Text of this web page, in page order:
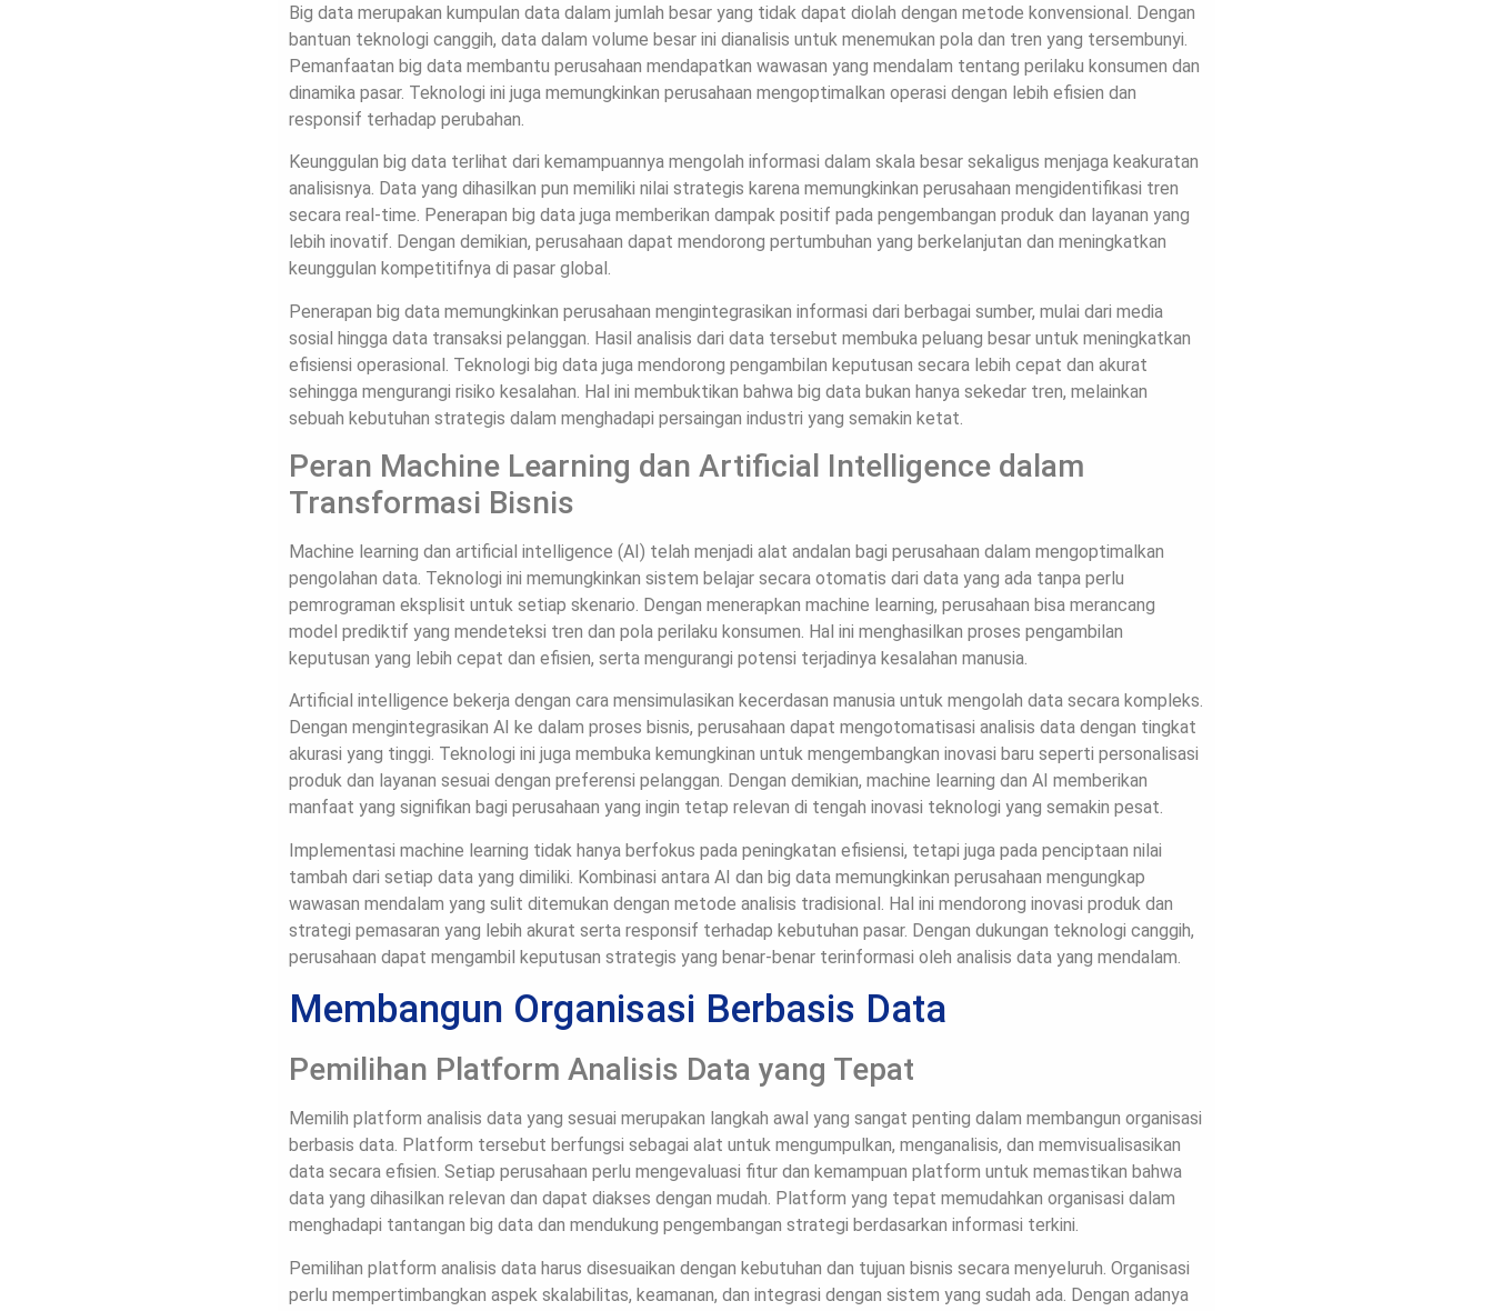
Big data merupakan kumpulan data dalam jumlah besar yang tidak dapat diolah dengan metode konvensional. Dengan
bantuan teknologi canggih, data dalam volume besar ini dianalisis untuk menemukan pola dan tren yang tersembunyi.
Pemanfaatan big data membantu perusahaan mendapatkan wawasan yang mendalam tentang perilaku konsumen dan
dinamika pasar. Teknologi ini juga memungkinkan perusahaan mengoptimalkan operasi dengan lebih efisien dan
responsif terhadap perubahan.
Keunggulan big data terlihat dari kemampuannya mengolah informasi dalam skala besar sekaligus menjaga keakuratan
analisisnya. Data yang dihasilkan pun memiliki nilai strategis karena memungkinkan perusahaan mengidentifikasi tren
secara real-time. Penerapan big data juga memberikan dampak positif pada pengembangan produk dan layanan yang
lebih inovatif. Dengan demikian, perusahaan dapat mendorong pertumbuhan yang berkelanjutan dan meningkatkan
keunggulan kompetitifnya di pasar global.
Penerapan big data memungkinkan perusahaan mengintegrasikan informasi dari berbagai sumber, mulai dari media
sosial hingga data transaksi pelanggan. Hasil analisis dari data tersebut membuka peluang besar untuk meningkatkan
efisiensi operasional. Teknologi big data juga mendorong pengambilan keputusan secara lebih cepat dan akurat
sehingga mengurangi risiko kesalahan. Hal ini membuktikan bahwa big data bukan hanya sekedar tren, melainkan
sebuah kebutuhan strategis dalam menghadapi persaingan industri yang semakin ketat.
Peran Machine Learning dan Artificial Intelligence dalam
Transformasi Bisnis
Machine learning dan artificial intelligence (AI) telah menjadi alat andalan bagi perusahaan dalam mengoptimalkan
pengolahan data. Teknologi ini memungkinkan sistem belajar secara otomatis dari data yang ada tanpa perlu
pemrograman eksplisit untuk setiap skenario. Dengan menerapkan machine learning, perusahaan bisa merancang
model prediktif yang mendeteksi tren dan pola perilaku konsumen. Hal ini menghasilkan proses pengambilan
keputusan yang lebih cepat dan efisien, serta mengurangi potensi terjadinya kesalahan manusia.
Artificial intelligence bekerja dengan cara mensimulasikan kecerdasan manusia untuk mengolah data secara kompleks.
Dengan mengintegrasikan AI ke dalam proses bisnis, perusahaan dapat mengotomatisasi analisis data dengan tingkat
akurasi yang tinggi. Teknologi ini juga membuka kemungkinan untuk mengembangkan inovasi baru seperti personalisasi
produk dan layanan sesuai dengan preferensi pelanggan. Dengan demikian, machine learning dan AI memberikan
manfaat yang signifikan bagi perusahaan yang ingin tetap relevan di tengah inovasi teknologi yang semakin pesat.
Implementasi machine learning tidak hanya berfokus pada peningkatan efisiensi, tetapi juga pada penciptaan nilai
tambah dari setiap data yang dimiliki. Kombinasi antara AI dan big data memungkinkan perusahaan mengungkap
wawasan mendalam yang sulit ditemukan dengan metode analisis tradisional. Hal ini mendorong inovasi produk dan
strategi pemasaran yang lebih akurat serta responsif terhadap kebutuhan pasar. Dengan dukungan teknologi canggih,
perusahaan dapat mengambil keputusan strategis yang benar-benar terinformasi oleh analisis data yang mendalam.
Membangun Organisasi Berbasis Data
Pemilihan Platform Analisis Data yang Tepat
Memilih platform analisis data yang sesuai merupakan langkah awal yang sangat penting dalam membangun organisasi
berbasis data. Platform tersebut berfungsi sebagai alat untuk mengumpulkan, menganalisis, dan memvisualisasikan
data secara efisien. Setiap perusahaan perlu mengevaluasi fitur dan kemampuan platform untuk memastikan bahwa
data yang dihasilkan relevan dan dapat diakses dengan mudah. Platform yang tepat memudahkan organisasi dalam
menghadapi tantangan big data dan mendukung pengembangan strategi berdasarkan informasi terkini.
Pemilihan platform analisis data harus disesuaikan dengan kebutuhan dan tujuan bisnis secara menyeluruh. Organisasi
perlu mempertimbangkan aspek skalabilitas, keamanan, dan integrasi dengan sistem yang sudah ada. Dengan adanya